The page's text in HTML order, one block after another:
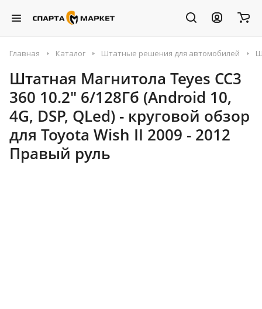
Главная Каталог Штатные решения для автомобилей
Штатная Магнитола Teyes CC3
360 10.2" 6/128Гб (Android 10,
4G, DSP, QLed) - круговой обзор
для Toyota Wish II 2009 - 2012
Правый руль